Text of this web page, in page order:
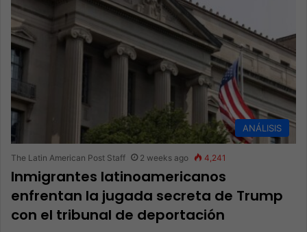
ANÁLISIS
The Latin American Post Staff 2 weeks ago 4,241
Inmigrantes latinoamericanos
enfrentan la jugada secreta de Trump
con el tribunal de deportación